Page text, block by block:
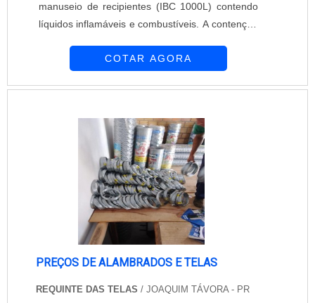
manuseio de recipientes (IBC 1000L) contendo
líquidos inflamáveis e combustíveis. A contenção
outros produtos para prevenção de acidentes e
qualidade como o pallet em polietileno com
COTAR AGORA
PREÇOS DE ALAMBRADOS E TELAS
REQUINTE DAS TELAS / JOAQUIM TÁVORA - PR